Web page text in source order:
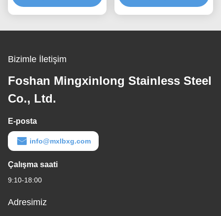
önleyici. İhracat kalitesi.
Bizimle İletişim
Foshan Mingxinlong Stainless Steel
Co., Ltd.
E-posta
info@mxlbxg.com
Çalışma saati
9:10-18:00
Adresimiz